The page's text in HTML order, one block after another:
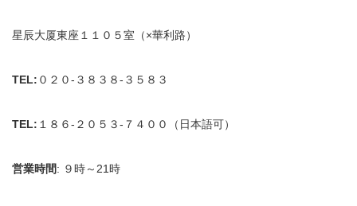
星辰大厦東座１１０５室（×華利路）
TEL: ０２０-３８３８-３５８３
TEL: １８６-２０５３-７４００（日本語可）
営業時間: ９時～21時